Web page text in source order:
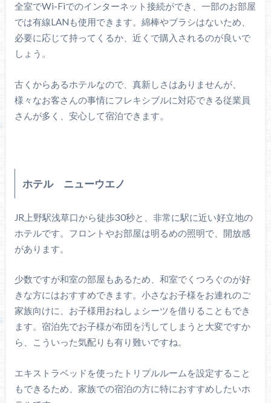
全室でWi-Fiでのインターネット接続ができ、一部のお部屋
では有線LANも使用できます。綿棒やブラシはないため、
必要に応じて持ってくるか、近くで購入されるのが良いで
しょう。
古くからあるホテルなので、真新しさはありませんが、
様々なお客さんの事情にフレキシブルに対応できる従業員
さんが多く、安心して宿泊できます。
ホテル ニューウエノ
JR上野駅浅草口から徒歩30秒と、非常に駅に近い好立地の
ホテルです。フロントやお部屋は明るめの照明で、開放感
があります。
少数ですが和室の部屋もあるため、和室でくつろぐのが好
きな方にはおすすめできます。小さなお子様をお連れのご
家族向けに、お子様用おねしょシーツを借りることもでき
ます。宿泊先でお子様が布団を汚してしまうと大変ですか
ら、こういった気配りも有り難いですね。
エキストラベッドを使ったトリプルルームを設定すること
もできるため、家族での宿泊の方に特におすすめしたいホ